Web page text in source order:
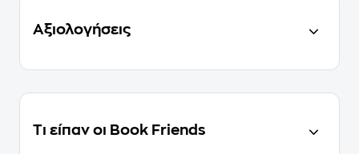
Αξιολογήσεις
Τι είπαν οι Book Friends